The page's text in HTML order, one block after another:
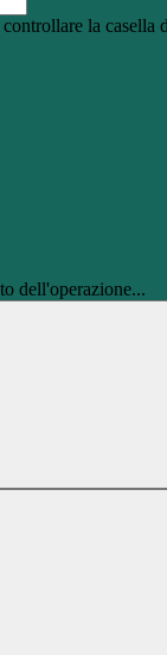
la casella
dell'operazione...